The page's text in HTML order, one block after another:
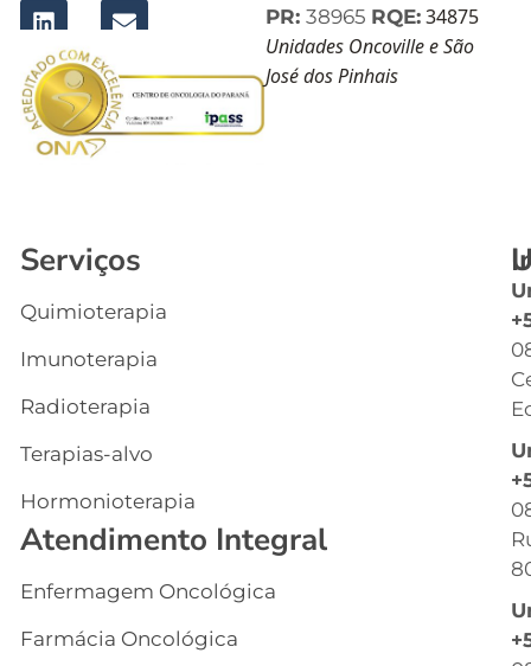
PR: 38965 RQE: 34875
Unidades Oncoville e São
José dos Pinhais
Serviços
Quimioterapia
Imunoterapia
Radioterapia
Terapias-alvo
Hormonioterapia
Atendimento Integral
Enfermagem Oncológica
Farmácia Oncológica